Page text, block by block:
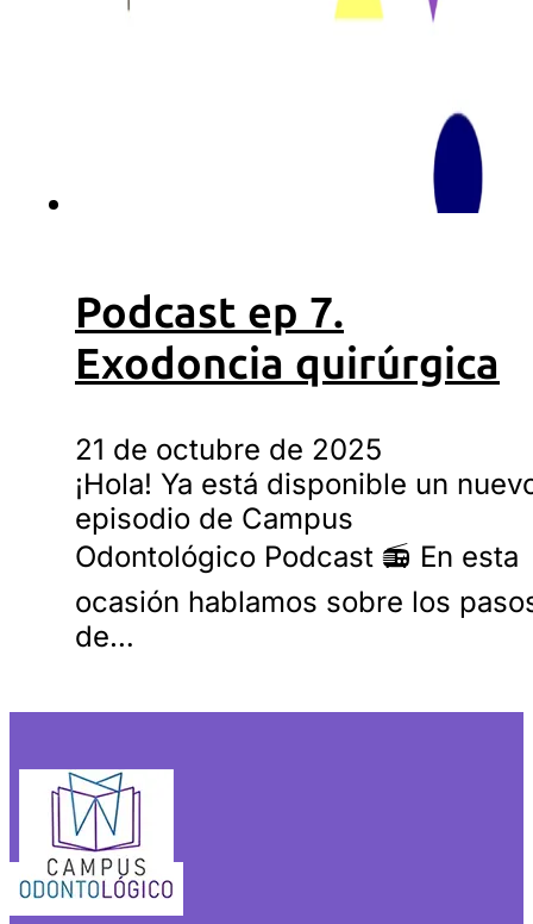
Podcast ep 7.
Exodoncia quirúrgica
21 de octubre de 2025
¡Hola! Ya está disponible un
episodio de Campus
Odontológico Podcast 📻 En esta
ocasión hablamos sobre los
de…